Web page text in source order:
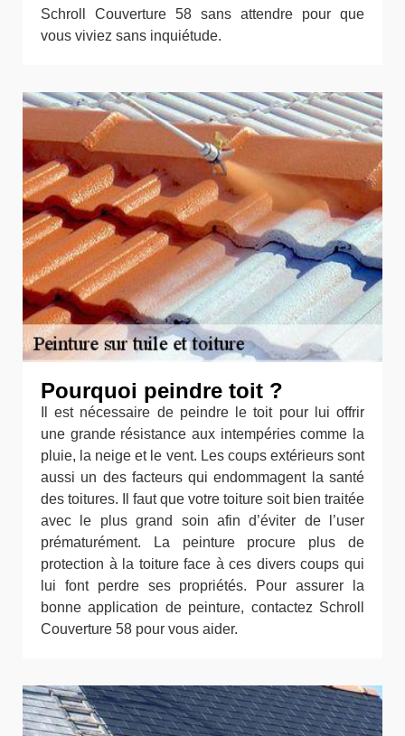
Schroll Couverture 58 sans attendre pour que
vous viviez sans inquiétude.
Pourquoi peindre toit ?
Il est nécessaire de peindre le toit pour lui offrir
une grande résistance aux intempéries comme la
pluie, la neige et le vent. Les coups extérieurs sont
aussi un des facteurs qui endommagent la santé
des toitures. Il faut que votre toiture soit bien traitée
avec le plus grand soin afin d’éviter de l’user
prématurément. La peinture procure plus de
protection à la toiture face à ces divers coups qui
lui font perdre ses propriétés. Pour assurer la
bonne application de peinture, contactez Schroll
Couverture 58 pour vous aider.